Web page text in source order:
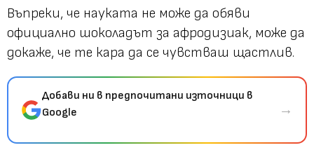
Въпреки, че науката не може да обяви
официално шоколадът за афродизиак, може да
докаже, че те кара да се чувстваш щастлив.
Добави ни в предпочитани източници в
Google
→